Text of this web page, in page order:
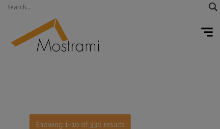
Showing 1–10 of 330 results